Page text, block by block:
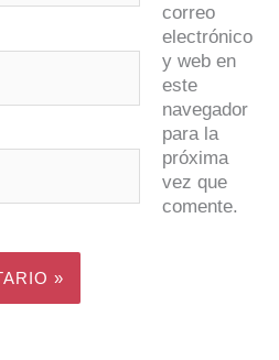
correo
electrónico
y web en
este
navegador
para la
próxima
vez que
comente.